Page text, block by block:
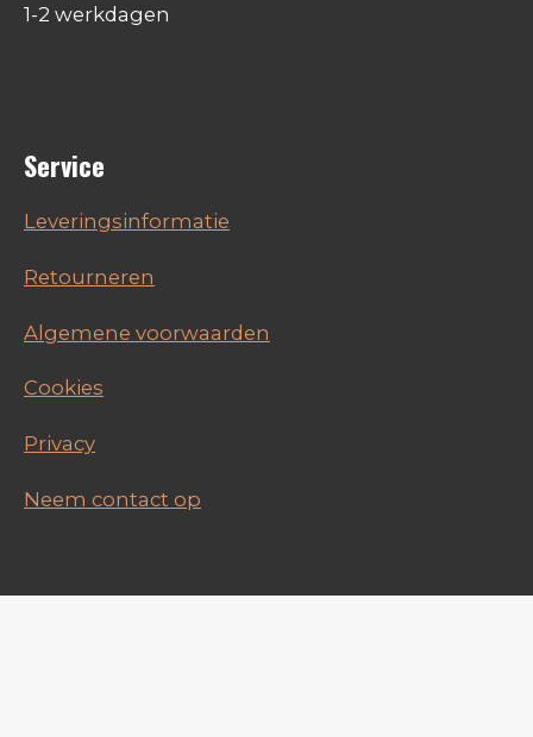
1-2 werkdagen
Service
Leveringsinformatie
Retourneren
Algemene voorwaarden
Cookies
Privacy
Neem contact op